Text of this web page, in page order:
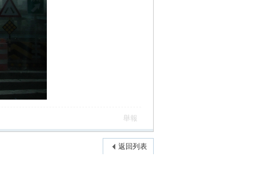
舉報
返回列表